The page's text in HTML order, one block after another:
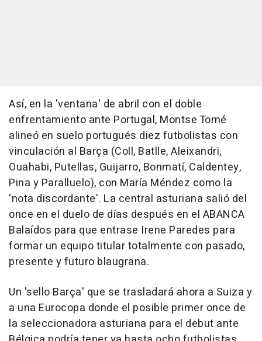
Así, en la 'ventana' de abril con el doble
enfrentamiento ante Portugal, Montse Tomé
alineó en suelo portugués diez futbolistas con
vinculación al Barça (Coll, Batlle, Aleixandri,
Ouahabi, Putellas, Guijarro, Bonmatí, Caldentey,
Pina y Paralluelo), con María Méndez como la
'nota discordante'. La central asturiana salió del
once en el duelo de días después en el ABANCA
Balaídos para que entrase Irene Paredes para
formar un equipo titular totalmente con pasado,
presente y futuro blaugrana.
Un 'sello Barça' que se trasladará ahora a Suiza y
a una Eurocopa donde el posible primer once de
la seleccionadora asturiana para el debut ante